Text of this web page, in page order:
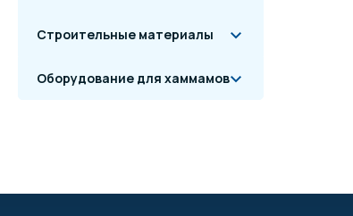
Строительные материалы
Оборудование для хаммамов